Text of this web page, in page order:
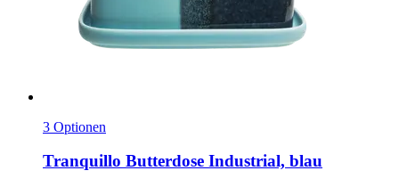
3 Optionen
Tranquillo Butterdose Industrial, blau